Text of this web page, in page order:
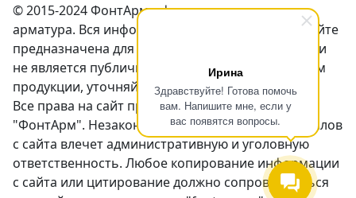
Ирина
Здравствуйте! Готова помочь
вам. Напишите мне, если у
вас появятся вопросы.
© 2015-2024 ФонтАрм – фонтанная устьевая
арматура. Вся информация предсталенная на сайте
предназначена для ознакомления с продукцией и
не является публичной оффертой. Перед заказом
продукции, уточняйте цены у менеджеров.
Все права на сайт принадлежат компании
"ФонтАрм". Незаконное использование материалов
с сайта влечет административную и уголовную
ответственность. Любое копирование информации
с сайта или цитирование должно сопровождаться